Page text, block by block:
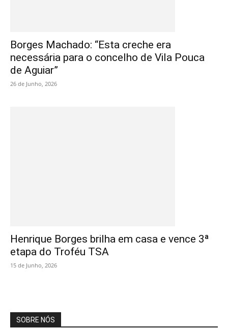
Borges Machado: “Esta creche era
necessária para o concelho de Vila Pouca
de Aguiar”
26 de Junho, 2026
Henrique Borges brilha em casa e vence 3ª
etapa do Troféu TSA
15 de Junho, 2026
SOBRE NÓS